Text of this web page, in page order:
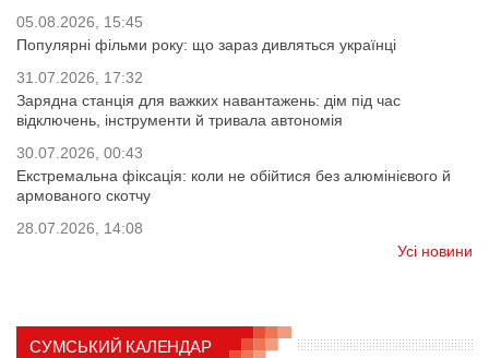
05.08.2026, 15:45
Популярні фільми року: що зараз дивляться українці
31.07.2026, 17:32
Зарядна станція для важких навантажень: дім під час
відключень, інструменти й тривала автономія
30.07.2026, 00:43
Екстремальна фіксація: коли не обійтися без алюмінієвого й
армованого скотчу
28.07.2026, 14:08
Усі новини
СУМСЬКИЙ КАЛЕНДАР